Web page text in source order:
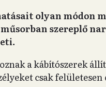
olyan módon
szereplő
a kábítószerek
csak